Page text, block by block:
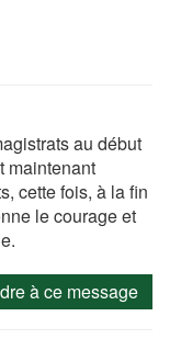
au début
maintenant
cette fois, à la fin
le courage et
à ce message